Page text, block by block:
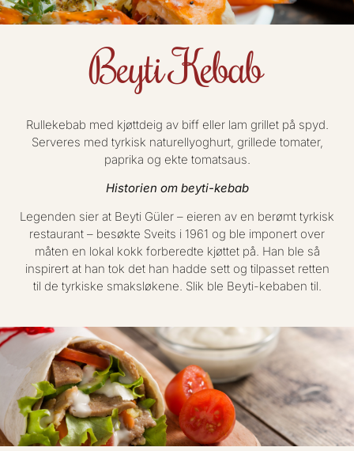
Beyti Kebab
Rullekebab med kjøttdeig av biff eller lam grillet på spyd.
Serveres med tyrkisk naturellyoghurt, grillede tomater,
paprika og ekte tomatsaus.
Historien om beyti-kebab
Legenden sier at Beyti Güler – eieren av en berømt tyrkisk
restaurant – besøkte Sveits i 1961 og ble imponert over
måten en lokal kokk forberedte kjøttet på. Han ble så
inspirert at han tok det han hadde sett og tilpasset retten
til de tyrkiske smaksløkene. Slik ble Beyti-kebaben til.